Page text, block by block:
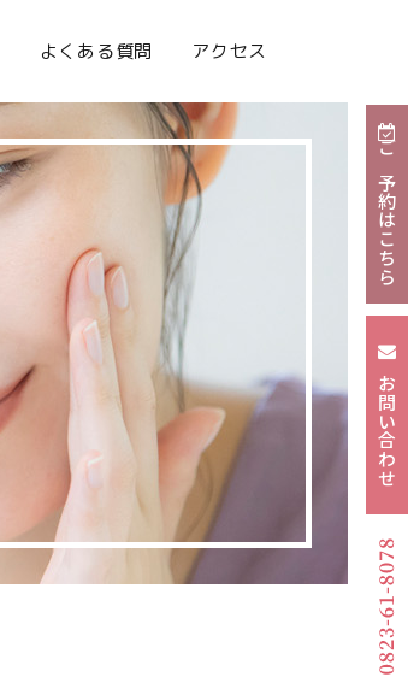
よくある質問 アクセス
ご予約はこちら
お問い合わせ